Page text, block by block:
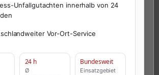
Unfallgutachten innerhalb von 24
Vor-Ort-Service
24 h
Ø
Bundesweit
Einsatzgebiet